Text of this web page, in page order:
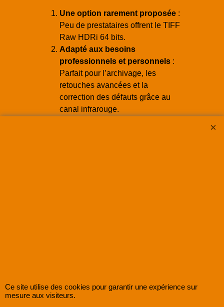
Une option rarement proposée :
Peu de prestataires offrent le TIFF
Raw HDRi 64 bits.
Adapté aux besoins
professionnels et personnels :
Parfait pour l’archivage, les
retouches avancées et la
correction des défauts grâce au
canal infrarouge.
Pour toute question ou assistance,
Ce site utilise des cookies pour garantir une expérience sur
mesure aux visiteurs.